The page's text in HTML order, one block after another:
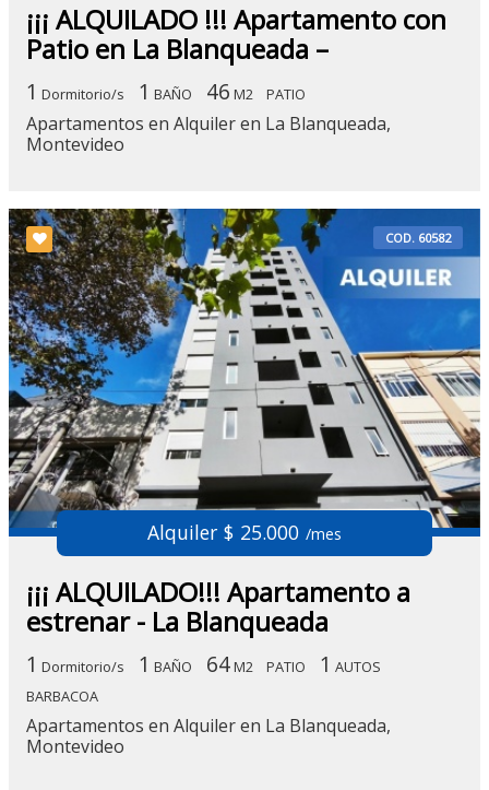
¡¡¡ ALQUILADO !!! Apartamento con
Patio en La Blanqueada –
1 Dormitorio/s 1 BAÑO 46 M2 PATIO
Apartamentos en Alquiler en La Blanqueada,
Montevideo
COD. 60582
Alquiler $ 25.000 /mes
¡¡¡ ALQUILADO!!! Apartamento a
estrenar - La Blanqueada
1 Dormitorio/s 1 BAÑO 64M2 PATIO 1 AUTOS
BARBACOA
Apartamentos en Alquiler en La Blanqueada,
Montevideo